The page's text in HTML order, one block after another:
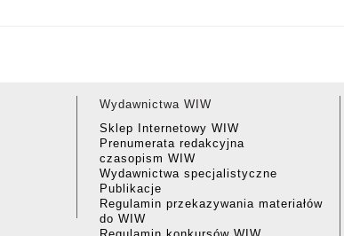
Wydawnictwa WIW
Sklep Internetowy WIW
Prenumerata redakcyjna
czasopism WIW
Wydawnictwa specjalistyczne
Publikacje
Regulamin przekazywania materiałów
do WIW